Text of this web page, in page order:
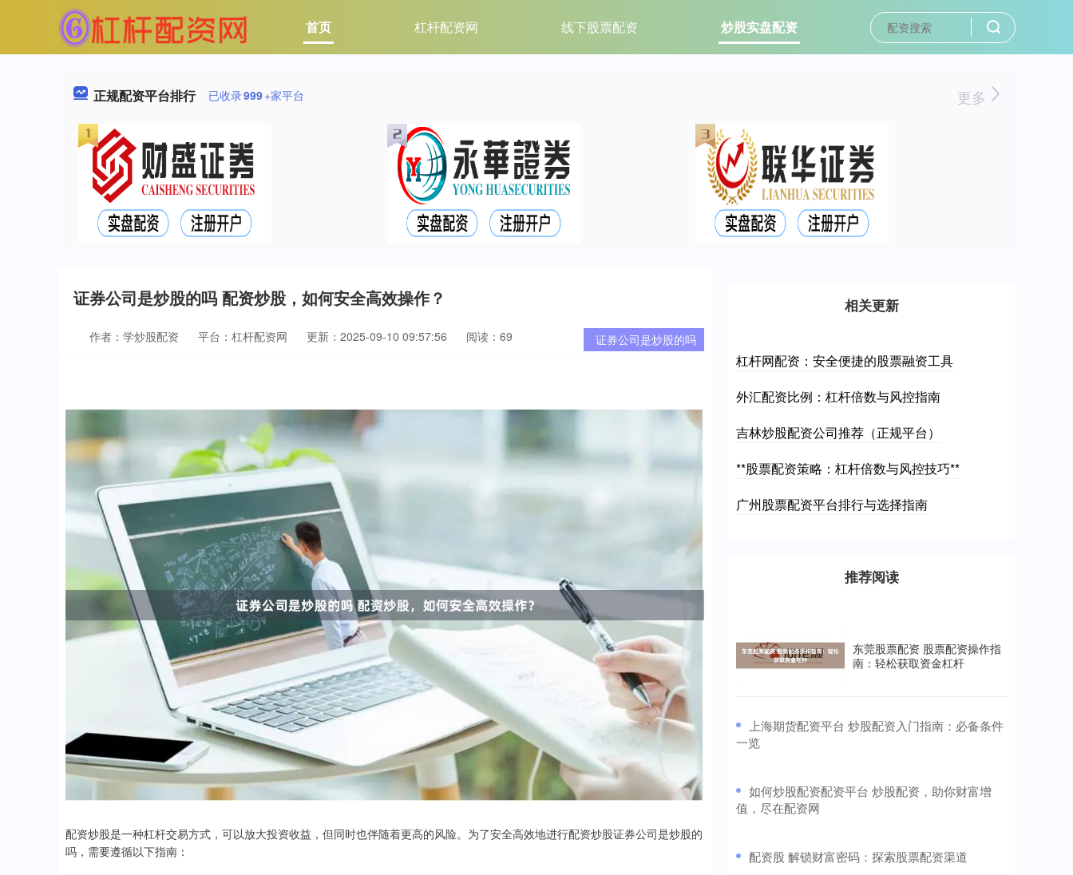
首页 杠杆配资网 线下股票配资 炒股实盘配资
正规配资平台排行 已收录999+家平台 更多
证券公司是炒股的吗 配资炒股，如何安全高效操作？
证券公司是炒股的吗
作者：学炒股配资 平台：杠杆配资网 更新：2025-09-10 09:57:56 阅读：69
配资炒股是一种杠杆交易方式，可以放大投资收益，但同时也伴随着更高的风险。为了安全高效地进行配资炒股证券公司是炒股的
吗，需要遵循以下指南：
相关更新
杠杆网配资：安全便捷的股票融资工具
外汇配资比例：杠杆倍数与风控指南
吉林炒股配资公司推荐（正规平台）
**股票配资策略：杠杆倍数与风控技巧**
广州股票配资平台排行与选择指南
推荐阅读
东莞股票配资 股票配资操作指
南：轻松获取资金杠杆
​上海期货配资平台 炒股配资入门指南：必备条件
一览
​如何炒股配资配资平台 炒股配资，助你财富增
值，尽在配资网
​配资股 解锁财富密码：探索股票配资渠道